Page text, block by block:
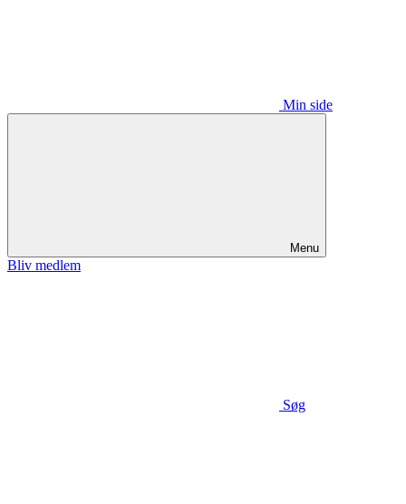
Min side
Menu
Bliv medlem
Søg